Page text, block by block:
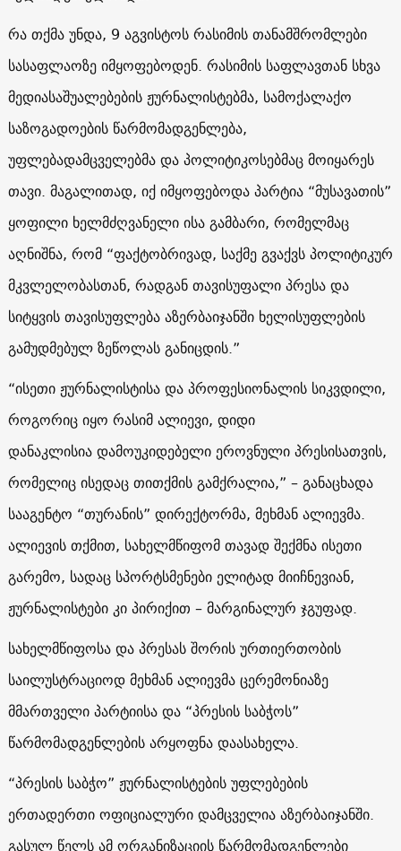
რა თქმა უნდა, 9 აგვისტოს რასიმის თანამშრომლები
სასაფლაოზე იმყოფებოდენ. რასიმის საფლავთან სხვა
მედიასაშუალებების ჟურნალისტებმა, სამოქალაქო
საზოგადოების წარმომადგენლება,
უფლებადამცველებმა და პოლიტიკოსებმაც მოიყარეს
თავი. მაგალითად, იქ იმყოფებოდა პარტია “მუსავათის”
ყოფილი ხელმძღვანელი ისა გამბარი, რომელმაც
აღნიშნა, რომ “ფაქტობრივად, საქმე გვაქვს პოლიტიკურ
მკვლელობასთან, რადგან თავისუფალი პრესა და
სიტყვის თავისუფლება აზერბაიჯანში ხელისუფლების
გამუდმებულ ზეწოლას განიცდის.”
“ისეთი ჟურნალისტისა და პროფესიონალის სიკვდილი,
როგორიც იყო რასიმ ალიევი, დიდი
დანაკლისია დამოუკიდებელი ეროვნული პრესისათვის,
რომელიც ისედაც თითქმის გამქრალია,” – განაცხადა
სააგენტო “თურანის” დირექტორმა, მეხმან ალიევმა.
ალიევის თქმით, სახელმწიფომ თავად შექმნა ისეთი
გარემო, სადაც სპორტსმენები ელიტად მიიჩნევიან,
ჟურნალისტები კი პირიქით – მარგინალურ ჯგუფად.
სახელმწიფოსა და პრესას შორის ურთიერთობის
საილუსტრაციოდ მეხმან ალიევმა ცერემონიაზე
მმართველი პარტიისა და “პრესის საბჭოს”
წარმომადგენლების არყოფნა დაასახელა.
“პრესის საბჭო” ჟურნალისტების უფლებების
ერთადერთი ოფიციალური დამცველია აზერბაიჯანში.
გასულ წელს ამ ორგანიზაციის წარმომადგენლები